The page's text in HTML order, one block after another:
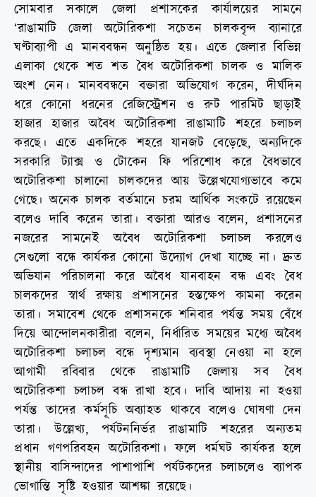
সোমবার সকালে জেলা প্রশাসকের কার্যালয়ের সামনে
‘রাঙামাটি জেলা অটোরিকশা সচেতন চালকবৃন্দ ব্যানারে
ঘণ্টাব্যাপী এ মানববন্ধন অনুষ্ঠিত হয়। এতে জেলার বিভিন্ন
এলাকা থেকে শত শত বৈধ অটোরিকশা চালক ও মালিক
অংশ নেন। মানববন্ধনে বক্তারা অভিযোগ করেন, দীর্ঘদিন
ধরে কোনো ধরনের রেজিস্ট্রেশন ও রুট পারমিট ছাড়াই
হাজার হাজার অবৈধ অটোরিকশা রাঙামাটি শহরে চলাচল
করছে। এতে একদিকে শহরে যানজট বেড়েছে, অন্যদিকে
সরকারি ট্যাক্স ও টোকেন ফি পরিশোধ করে বৈধভাবে
অটোরিকশা চালানো চালকদের আয় উল্লেখযোগ্যভাবে কমে
গেছে। অনেক চালক বর্তমানে চরম আর্থিক সংকটে রয়েছেন
বলেও দাবি করেন তারা। বক্তারা আরও বলেন, প্রশাসনের
নজরের সামনেই অবৈধ অটোরিকশা চলাচল করলেও
সেগুলো বন্ধে কার্যকর কোনো উদ্যোগ দেখা যাচ্ছে না। দ্রুত
অভিযান পরিচালনা করে অবৈধ যানবাহন বন্ধ এবং বৈধ
চালকদের স্বার্থ রক্ষায় প্রশাসনের হস্তক্ষেপ কামনা করেন
তারা। সমাবেশ থেকে প্রশাসনকে শনিবার পর্যন্ত সময় বেঁধে
দিয়ে আন্দোলনকারীরা বলেন, নির্ধারিত সময়ের মধ্যে অবৈধ
অটোরিকশা চলাচল বন্ধে দৃশ্যমান ব্যবস্থা নেওয়া না হলে
আগামী রবিবার থেকে রাঙামাটি জেলায় সব বৈধ
অটোরিকশা চলাচল বন্ধ রাখা হবে। দাবি আদায় না হওয়া
পর্যন্ত তাদের কর্মসূচি অব্যাহত থাকবে বলেও ঘোষণা দেন
তারা। উল্লেখ্য, পর্যটননির্ভর রাঙামাটি শহরের অন্যতম
প্রধান গণপরিবহন অটোরিকশা। ফলে ধর্মঘট কার্যকর হলে
স্থানীয় বাসিন্দাদের পাশাপাশি পর্যটকদের চলাচলেও ব্যাপক
ভোগান্তি সৃষ্টি হওয়ার আশঙ্কা রয়েছে।